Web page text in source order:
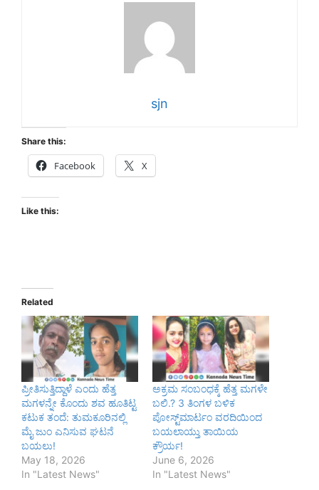
sjn
Share this:
Facebook X
Like this:
Related
ಪ್ರೀತಿಸುತ್ತಿದ್ದಾಳೆ ಎಂದು ಹೆತ್ತ
ಮಗಳನ್ನೇ ಕೊಂದು ಶವ ಹೂತಿಟ್ಟ
ಕಟುಕ ತಂದೆ: ತುಮಕೂರಿನಲ್ಲಿ
ಮೈ ಜುಂ ಎನಿಸುವ ಘಟನೆ
ಬಯಲು!
May 18, 2026
In "Latest News"
ಅಕ್ರಮ ಸಂಬಂಧಕ್ಕೆ ಹೆತ್ತ ಮಗಳೇ
ಬಲಿ.? 3 ತಿಂಗಳ ಬಳಿಕ
ಪೋಸ್ಟ್‌ಮಾರ್ಟಂ ವರದಿಯಿಂದ
ಬಯಲಾಯ್ತು ತಾಯಿಯ
ಕ್ರೌರ್ಯ!
June 6, 2026
In "Latest News"